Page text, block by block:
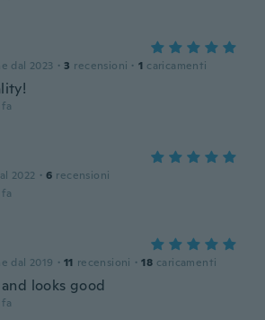
dal 2023 · 3 recensioni · 1 caricamenti
2022 · 6 recensioni
dal 2019 · 11 recensioni · 18 caricamenti
looks good